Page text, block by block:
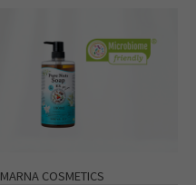
MARNA COSMETICS